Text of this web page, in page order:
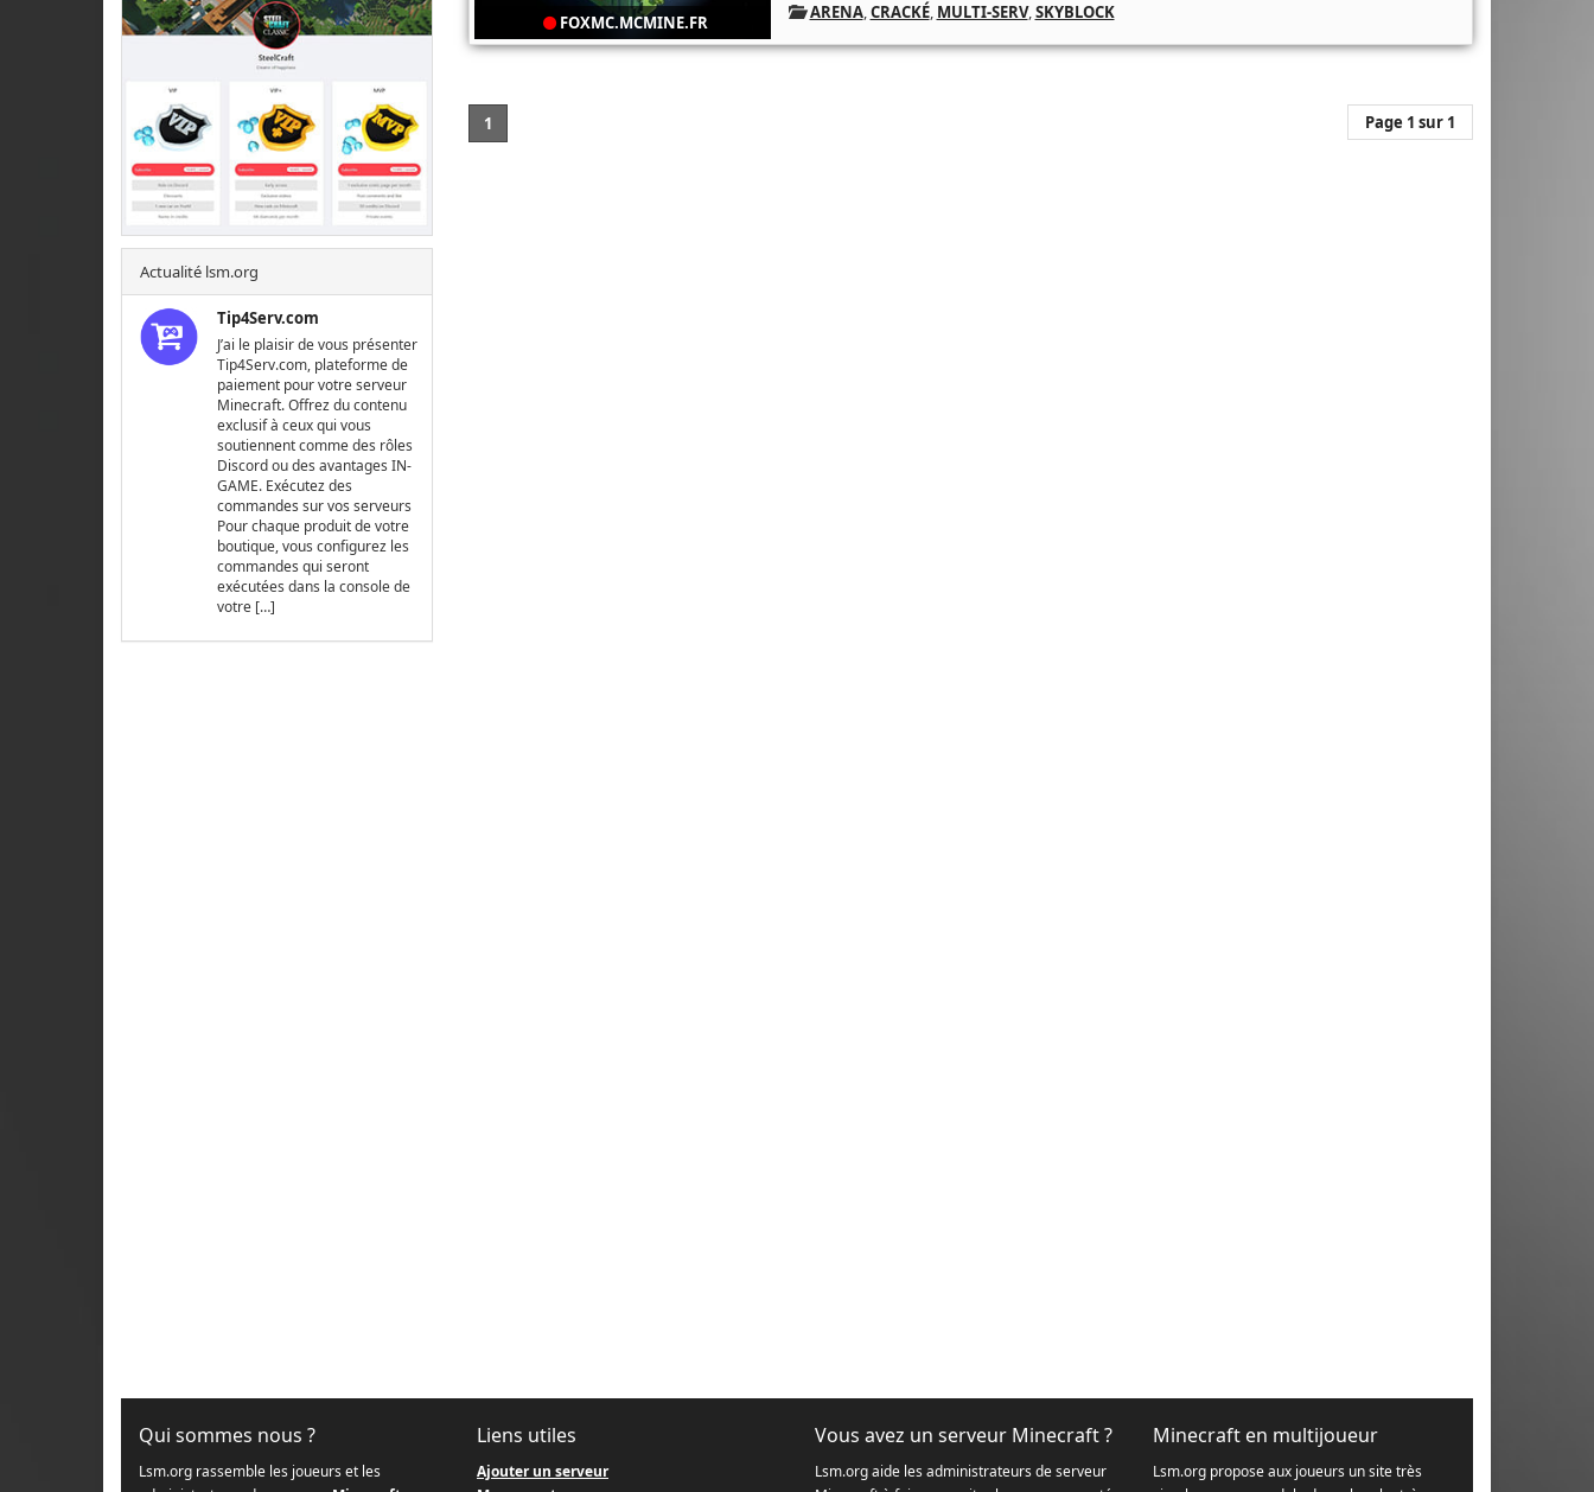
Actualité lsm.org
Tip4Serv.com
J’ai le plaisir de vous présenter
Tip4Serv.com, plateforme de
paiement pour votre serveur
Minecraft. Offrez du contenu
exclusif à ceux qui vous
soutiennent comme des rôles
Discord ou des avantages IN-
GAME. Exécutez des
commandes sur vos serveurs
Pour chaque produit de votre
boutique, vous configurez les
commandes qui seront
exécutées dans la console de
votre […]
FOXMC.MCMINE.FR ARENA,CRACKÉ, MULTI-SERV,SKYBLOCK
1 Page 1 sur 1
Qui sommes nous ?
Lsm.org rassemble les joueurs et les
Liens utiles
Ajouter un serveur
Vous avez un serveur Minecraft ?
Lsm.org aide les administrateurs de serveur
Minecraft en multijoueur
Lsm.org propose aux joueurs un site très